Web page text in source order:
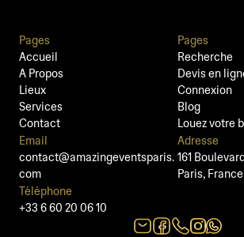
Pages
Accueil
A Propos
Lieux
Services
Contact
Pages
Recherche
Devis en
Connexion
Blog
Louez votre
Email
contact@amazingeventsparis.
com
Téléphone
+33 6 60 20 06 10
Adresse
161
Paris, France